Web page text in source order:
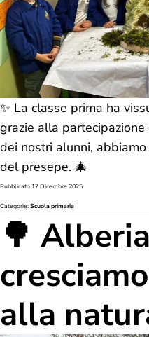
✨ La classe prima ha
grazie alla
dei nostri alunni,
del presepe. 🎄
Pubblicato 17 Dicembre 2025
Categorie:Scuola primaria
🌳
alla